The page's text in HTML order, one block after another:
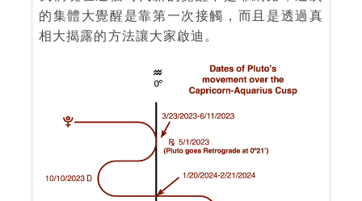
的集體大覺醒是靠第一次接觸，而且是透過真
相大揭露的方法讓大家啟迪。